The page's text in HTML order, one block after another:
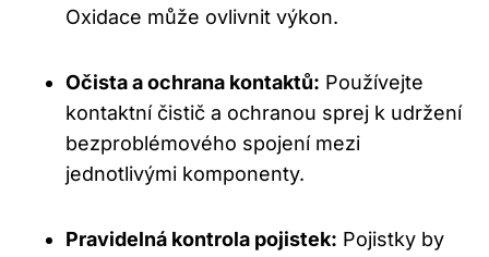
Oxidace může ovlivnit výkon.
Očista a ochrana kontaktů: Používejte
kontaktní čistič a ochranou sprej k udržení
bezproblémového spojení mezi
jednotlivými komponenty.
Pravidelná kontrola pojistek: Pojistky by